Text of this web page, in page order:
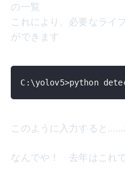
の一覧
これにより、必要なライ
ができます
C:\yolov5>python
このように入力すると……
なんでや！ 去年はこれ